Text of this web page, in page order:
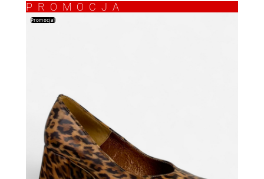
PROMOCJA
Promocja!